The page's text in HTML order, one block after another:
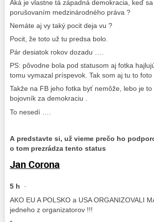
Aká je vlastne tá západná demokracia, keď
porušovaním medzinárodného práva ?
Nemáte aj vy taký pocit deja vu ?
Pocit, že toto už tu predsa bolo.
Pár desiatok rokov dozadu ….
PS: pôvodne bola pod statusom aj fotka
tomu vymazal príspevok. Tak som aj tu to
Takže na FB jeho fotka byť nemôže, lebo je
bojovník za demokraciu .
To nesedí ….
A predstavte si, už vieme prečo ho
o tom prezrádza tento status
Jan Corona
5 h ·
AKO EU A POLSKO a USA ORGANIZOVALI
jedneho z organizatorov !!!